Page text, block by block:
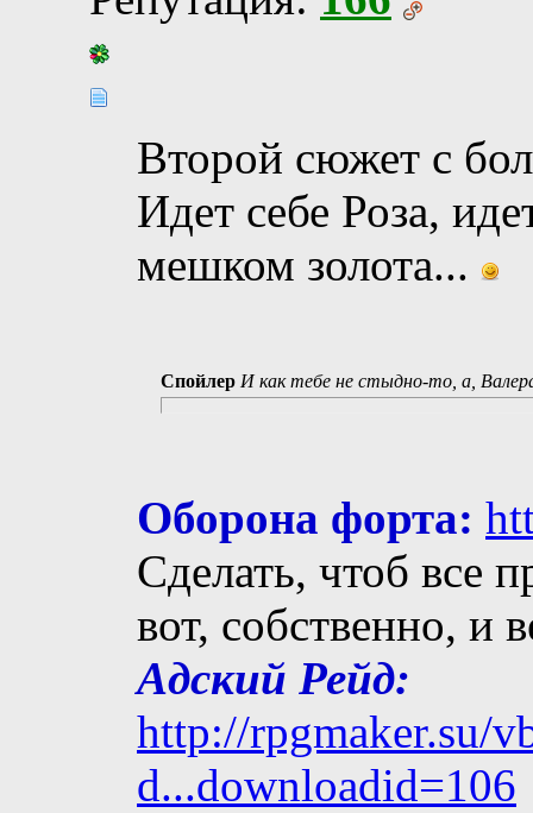
Второй сюжет с
Идет себе Роза,
мешком золота...
Спойлер И как тебе не стыдно-то, а,
Оборона форта:
Сделать, чтоб все
вот, собственно, и
Адский Рейд:
http://rpgmaker.su/
d...downloadid=106